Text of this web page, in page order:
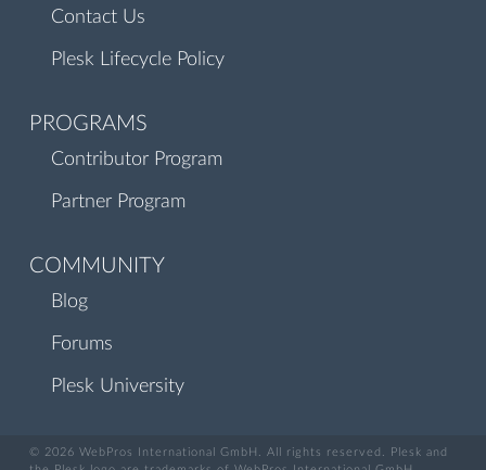
Contact Us
Plesk Lifecycle Policy
PROGRAMS
Contributor Program
Partner Program
COMMUNITY
Blog
Forums
Plesk University
© 2026 WebPros International GmbH. All rights reserved. Plesk and